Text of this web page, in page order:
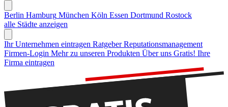
Berlin Hamburg München Köln Essen Dortmund Rostock
alle Städte anzeigen
Ihr Unternehmen eintragen Ratgeber Reputationsmanagement
Firmen-Login Mehr zu unseren Produkten Über uns Gratis! Ihre
Firma eintragen